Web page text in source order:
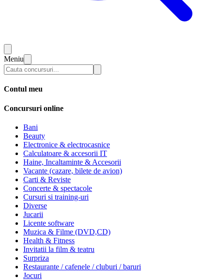
Meniu
Contul meu
Concursuri online
Bani
Beauty
Electronice & electrocasnice
Calculatoare & accesorii IT
Haine, Incaltaminte & Accesorii
Vacante (cazare, bilete de avion)
Carti & Reviste
Concerte & spectacole
Cursuri si training-uri
Diverse
Jucarii
Licente software
Muzica & Filme (DVD,CD)
Health & Fitness
Invitatii la film & teatru
Surpriza
Restaurante / cafenele / cluburi / baruri
Jocuri